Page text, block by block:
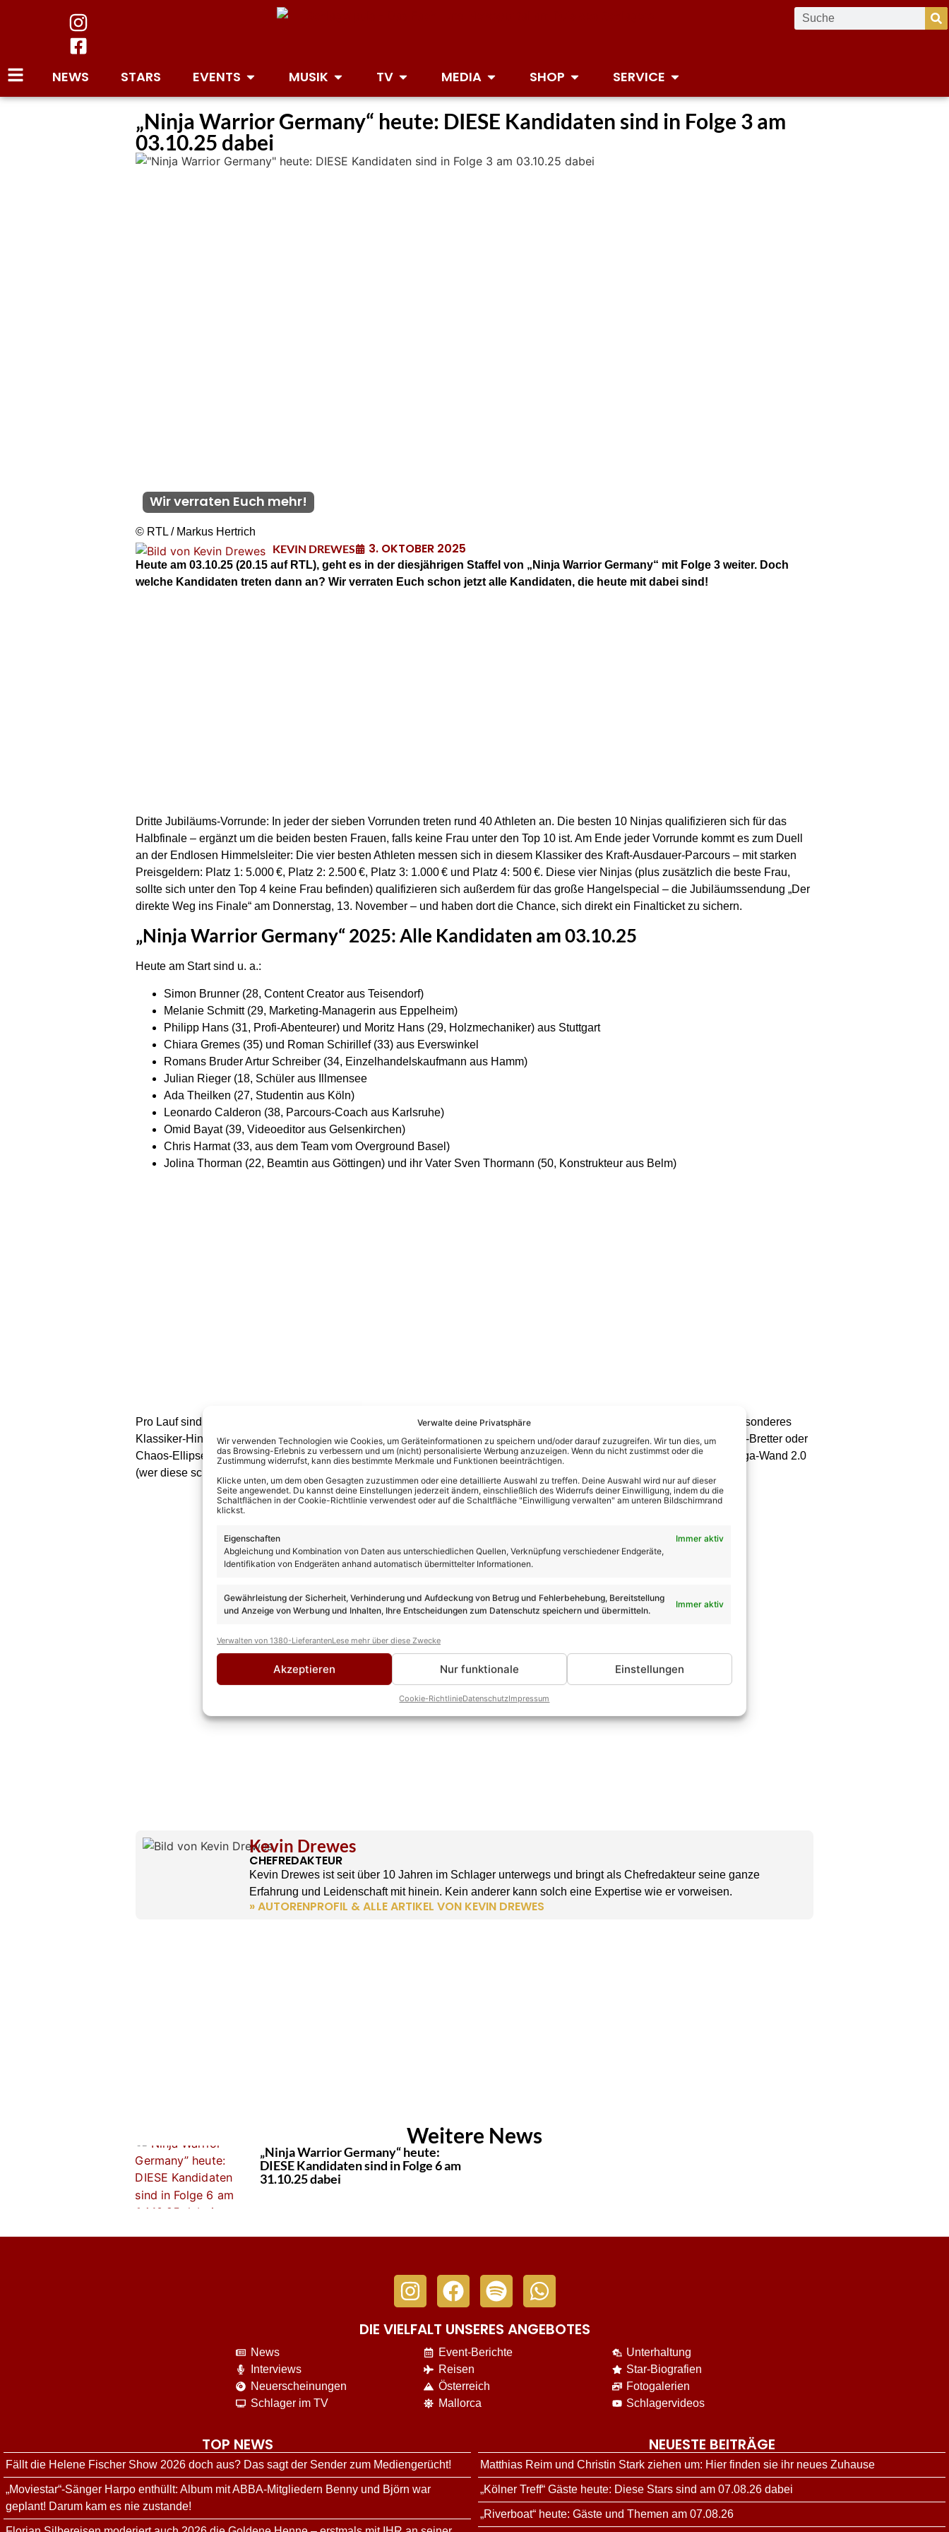
Verwalte deine Privatsphäre
Wir verwenden Technologien wie Cookies, um Geräteinformationen zu speichern und/oder darauf zuzugreifen. Wir tun dies, um
das Browsing-Erlebnis zu verbessern und um (nicht) personalisierte Werbung anzuzeigen. Wenn du nicht zustimmst oder die
Zustimmung widerrufst, kann dies bestimmte Merkmale und Funktionen beeinträchtigen.
Klicke unten, um dem oben Gesagten zuzustimmen oder eine detaillierte Auswahl zu treffen. Deine Auswahl wird nur auf dieser
Seite angewendet. Du kannst deine Einstellungen jederzeit ändern, einschließlich des Widerrufs deiner Einwilligung, indem du die
Schaltflächen in der Cookie-Richtlinie verwendest oder auf die Schaltfläche "Einwilligung verwalten" am unteren Bildschirmrand
klickst.
Eigenschaften
Immer aktiv
Abgleichung und Kombination von Daten aus unterschiedlichen Quellen, Verknüpfung verschiedener Endgeräte,
Identifikation von Endgeräten anhand automatisch übermittelter Informationen.
Gewährleistung der Sicherheit, Verhinderung und Aufdeckung von Betrug und Fehlerbehebung, Bereitstellung
und Anzeige von Werbung und Inhalten, Ihre Entscheidungen zum Datenschutz speichern und übermitteln.
Immer aktiv
Verwalten von 1380-LieferantenLese mehr über diese Zwecke
Akzeptieren Nur funktionale Einstellungen
Cookie-RichtlinieDatenschutzImpressum
NEWS STARS EVENTS MUSIK TV MEDIA SHOP SERVICE
„Ninja Warrior Germany“ heute: DIESE Kandidaten sind in Folge 3 am
03.10.25 dabei
Wir verraten Euch mehr!
© RTL / Markus Hertrich
KEVIN DREWES 3. OKTOBER 2025
Heute am 03.10.25 (20.15 auf RTL), geht es in der diesjährigen Staffel von „Ninja Warrior Germany“ mit Folge 3 weiter. Doch
welche Kandidaten treten dann an? Wir verraten Euch schon jetzt alle Kandidaten, die heute mit dabei sind!
Dritte Jubiläums-Vorrunde: In jeder der sieben Vorrunden treten rund 40 Athleten an. Die besten 10 Ninjas qualifizieren sich für das
Halbfinale – ergänzt um die beiden besten Frauen, falls keine Frau unter den Top 10 ist. Am Ende jeder Vorrunde kommt es zum Duell
an der Endlosen Himmelsleiter: Die vier besten Athleten messen sich in diesem Klassiker des Kraft-Ausdauer-Parcours – mit starken
Preisgeldern: Platz 1: 5.000 €, Platz 2: 2.500 €, Platz 3: 1.000 € und Platz 4: 500 €. Diese vier Ninjas (plus zusätzlich die beste Frau,
sollte sich unter den Top 4 keine Frau befinden) qualifizieren sich außerdem für das große Hangelspecial – die Jubiläumssendung „Der
direkte Weg ins Finale“ am Donnerstag, 13. November – und haben dort die Chance, sich direkt ein Finalticket zu sichern.
„Ninja Warrior Germany“ 2025: Alle Kandidaten am 03.10.25
Heute am Start sind u. a.:
Simon Brunner (28, Content Creator aus Teisendorf)
Melanie Schmitt (29, Marketing-Managerin aus Eppelheim)
Philipp Hans (31, Profi-Abenteurer) und Moritz Hans (29, Holzmechaniker) aus Stuttgart
Chiara Gremes (35) und Roman Schirillef (33) aus Everswinkel
Romans Bruder Artur Schreiber (34, Einzelhandelskaufmann aus Hamm)
Julian Rieger (18, Schüler aus Illmensee
Ada Theilken (27, Studentin aus Köln)
Leonardo Calderon (38, Parcours-Coach aus Karlsruhe)
Omid Bayat (39, Videoeditor aus Gelsenkirchen)
Chris Harmat (33, aus dem Team vom Overground Basel)
Jolina Thorman (22, Beamtin aus Göttingen) und ihr Vater Sven Thormann (50, Konstrukteur aus Belm)
Pro Lauf sind für alle Athleten 8 Hindernisse bis zum Buzzer zu überwinden, darunter einige neue und pro Vorrunde ein besonderes
Klassiker-Hindernis. Das ist diesmal der Radwechsel. Die anderen Hindernisse sind der Fünfsprung, die Achterbahn, Flug-Bretter oder
Chaos-Ellipsen (Split Decision), der Schwungarm mit Seilwinde, der Luft-Surfer sowie am Ende die Wand 2.0 oder die Mega-Wand 2.0
(wer diese schafft, erhält 5.000 € und ist sicher im Halbfinale).
Kevin Drewes
CHEFREDAKTEUR
Kevin Drewes ist seit über 10 Jahren im Schlager unterwegs und bringt als Chefredakteur seine ganze
Erfahrung und Leidenschaft mit hinein. Kein anderer kann solch eine Expertise wie er vorweisen.
» AUTORENPROFIL & ALLE ARTIKEL VON KEVIN DREWES
Weitere News
„Ninja Warrior Germany“ heute:
DIESE Kandidaten sind in Folge 6 am
31.10.25 dabei
DIE VIELFALT UNSERES ANGEBOTES
News
Interviews
Neuerscheinungen
Schlager im TV
Event-Berichte
Reisen
Österreich
Mallorca
Unterhaltung
Star-Biografien
Fotogalerien
Schlagervideos
TOP NEWS
Fällt die Helene Fischer Show 2026 doch aus? Das sagt der Sender zum Mediengerücht!
„Moviestar“-Sänger Harpo enthüllt: Album mit ABBA-Mitgliedern Benny und Björn war
geplant! Darum kam es nie zustande!
NEUESTE BEITRÄGE
Matthias Reim und Christin Stark ziehen um: Hier finden sie ihr neues Zuhause
„Kölner Treff“ Gäste heute: Diese Stars sind am 07.08.26 dabei
„Riverboat“ heute: Gäste und Themen am 07.08.26